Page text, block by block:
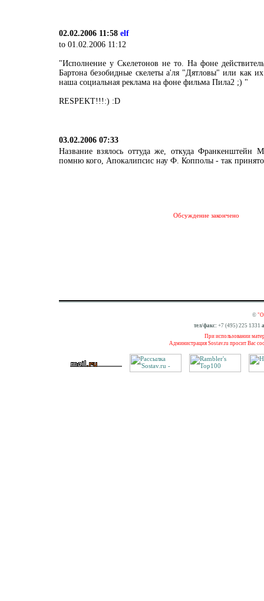
02.02.2006 11:58 elf
to 01.02.2006 11:12
"Исполнение у Скелетонов не то. На фоне
Бартона безобидные скелеты а'ля "Дятловы" или как их
наша социальная реклама на фоне фильма Пила2 ;) "
RESPEKT!!!:) :D
03.02.2006 07:33
Название взялось оттуда же, откуда Франкенштейн
помню кого, Апокалипсис нау Ф. Копполы - так
Обсуждение закончено
©
тел/факс: +7 (495) 225 1331
При использовании
Администрация Sostav.ru просит Вас